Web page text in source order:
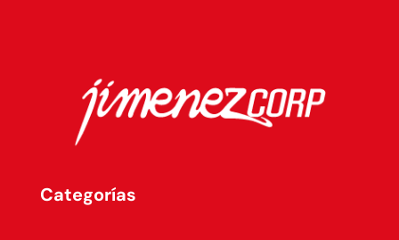
Categorías